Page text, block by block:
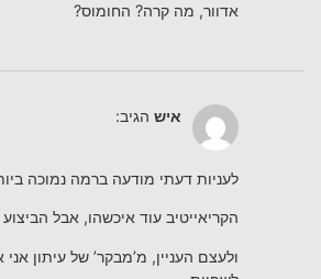
אדוור, מה קרה? החומוס?
איש הגיב:
לעניות דעתי מודעה ברמה נמוכה
הקריאייטיב עוד איכשהו, אבל
ולעצם העניין, מ’מבקר’ של עיתון